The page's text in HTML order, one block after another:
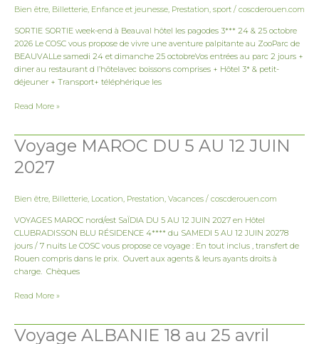
Bien être Billetterie Enfance et jeunesse Prestation sport / coscderouen.com
SORTIE SORTIE week-end à Beauval hôtel les pagodes 3*** 24 & 25 octobre
2026 Le COSC vous propose de vivre une aventure palpitante au ZooParc de
BEAUVALLe samedi 24 et dimanche 25 octobreVos entrées au parc 2 jours +
diner au restaurant d l’hôtelavec boissons comprises + Hôtel 3* & petit-
déjeuner + Transport+ téléphérique les
à
Read More »
Voyage MAROC DU 5 AU 12 JUIN
2027
Bien être Billetterie Location Prestation Vacances / coscderouen.com
VOYAGES MAROC nord/est SaÏDIA DU 5 AU 12 JUIN 2027 en Hôtel
CLUBRADISSON BLU RÉSIDENCE 4**** du SAMEDI 5 AU 12 JUIN 20278
jours / 7 nuits Le COSC vous propose ce voyage : En tout inclus , transfert de
Rouen compris dans le prix. Ouvert aux agents & leurs ayants droits à
charge. Chèques
Voyage
MAROC
DU
12
JUIN
2027
Read More »
Voyage ALBANIE 18 au 25 avril
Voyage